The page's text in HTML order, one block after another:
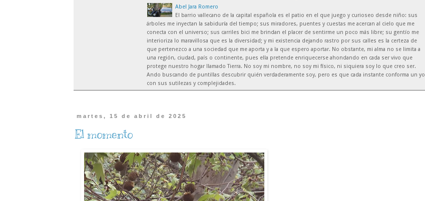
Abel Jara Romero
El barrio vallecano de la capital española es el patio en el que juego y curioseo desde niño: sus
árboles me inyectan la sabiduría del tiempo; sus miradores, puentes y cuestas me acercan al cielo que me
conecta con el universo; sus carriles bici me brindan el placer de sentirme un poco más libre; su gentío me
interioriza lo maravillosa que es la diversidad; y mi existencia dejando rastro por sus calles es la certeza de
que pertenezco a una sociedad que me aporta y a la que espero aportar. No obstante, mi alma no se limita a
una región, ciudad, país o continente, pues ella pretende enriquecerse ahondando en cada ser vivo que
protege nuestro hogar llamado Tierra. No soy mi nombre, no soy mi físico, ni siquiera soy lo que creo ser.
Ando buscando de puntillas descubrir quién verdaderamente soy, pero es que cada instante conforma un yo
con sus sutilezas y complejidades.
martes, 15 de abril de 2025
El momento